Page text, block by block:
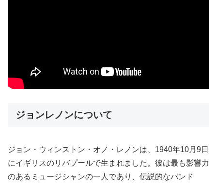
ジョンレノンについて
ジョン・ウィンストン・オノ・レノンは、1940年10月9日
にイギリスのリバプールで生まれました。彼は最も影響力
のあるミュージシャンの一人であり、伝説的なバンド